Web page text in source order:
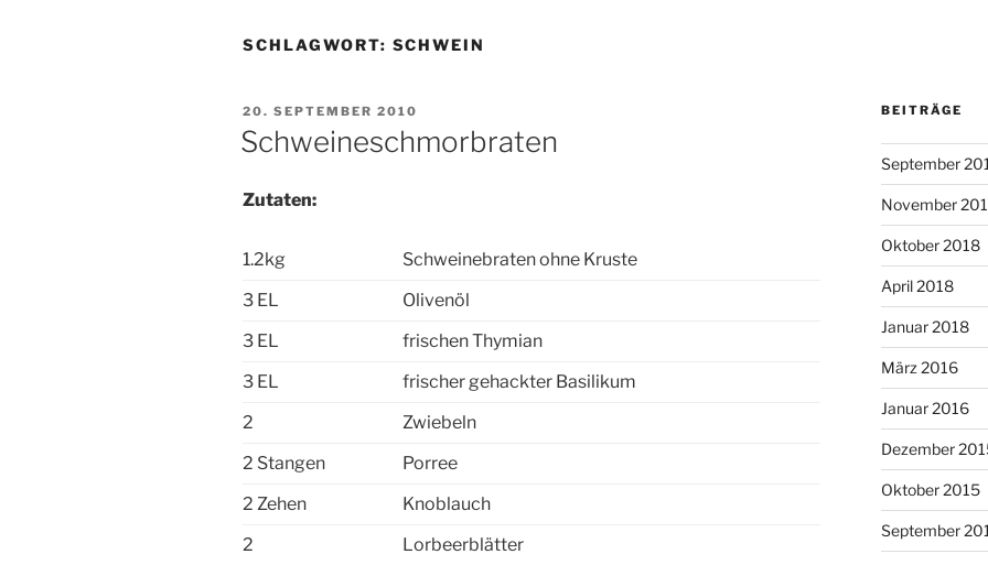
SCHLAGWORT: SCHWEIN
VERÖFFENTLICHT
AM
20. SEPTEMBER 2010
Schweineschmorbraten
Zutaten:
1.2kg
Schweinebraten ohne Kruste
3 EL
Olivenöl
3 EL
frischen Thymian
3 EL
frischer gehackter Basilikum
2
Zwiebeln
2 Stangen
Porree
2 Zehen
Knoblauch
2
Lorbeerblätter
BEITRÄGE
September
November
Oktober 2018
April 2018
Januar 2018
März 2016
Januar 2016
Dezember
Oktober 2015
September